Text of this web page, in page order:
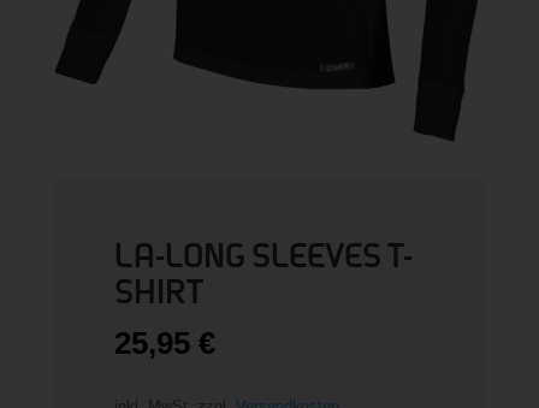
LA-LONG SLEEVES T-
SHIRT
25,95 €